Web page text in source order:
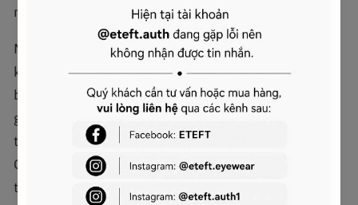
nhiều đối tượng khách hàng.
Mặc dù có thiết kế phức tạp, nhưng XVESSEL
không mất đi nét năng động và phá cách. Đặc
biệt, phần tua rua sợi bất quy tắc đặt trên thân
giày thực sự tạo nên điểm nhấn khác biệt chỉ có
thể gọi tên giày XVESSEL hàng đầu. Đôi XVESSEL
G.O.P. Lows White Paisley đang được nhắc đến
trong nội dung này là một ví dụ điển hình. Màu đỏ